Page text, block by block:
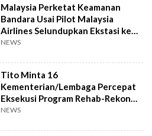
Malaysia Perketat Keamanan
Bandara Usai Pilot Malaysia
Airlines Selundupkan Ekstasi ke
Jakarta
NEWS
Tito Minta 16
Kementerian/Lembaga Percepat
Eksekusi Program Rehab-Rekon
Pascabencana di Sumatera
NEWS